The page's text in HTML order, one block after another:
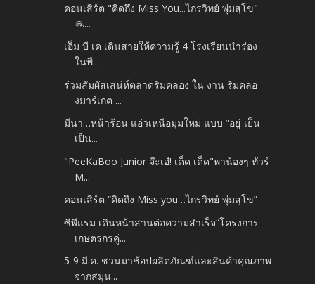
คอนเสิร์ต "คิดถึง Miss You...ไกรวิทย์ พุ่มสุโข"
🙏...
เอ็ม บี เค เดินสายให้ความรู้ 4 โรงเรียนนำร่อง
ในพื...
ร่วมสัมผัสเสน่ห์ตลาดริมคลอง ใน งาน ริมคลอ
งมาร์เกต ...
มีนา…หน้าร้อน แอ่วเหนือมุมใหม่ แบบ ”อยู่-เย็น-
เป็น...
"PeeKaBoo Junior จ๊ะเอ๋! เด็ด เด็ด"พาน้องๆ ทัวร์
M...
คอนเสิร์ต “คิดถึง Miss you…ไกรวิทย์ พุ่มสุโข”
ซีพีแรม เดินหน้าสานต่อความสำเร็จ“โครงการ
เกษตรกรคู่...
5-9 มี.ค. ชวนมาช้อปผลิตภัณฑ์และสินค้าคุณภาพ
จากสมุน...